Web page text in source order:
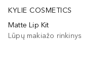
KYLIE COSMETICS
Matte Lip Kit
Lūpų makiažo rinkinys